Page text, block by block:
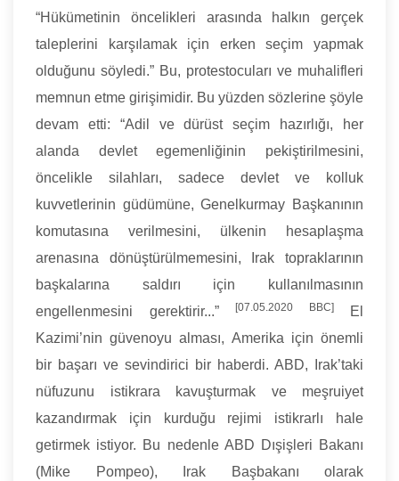
“Hükümetinin öncelikleri arasında halkın gerçek
taleplerini karşılamak için erken seçim yapmak
olduğunu söyledi.” Bu, protestocuları ve muhalifleri
memnun etme girişimidir. Bu yüzden sözlerine şöyle
devam etti: “Adil ve dürüst seçim hazırlığı, her
alanda devlet egemenliğinin pekiştirilmesini,
öncelikle silahları, sadece devlet ve kolluk
kuvvetlerinin güdümüne, Genelkurmay Başkanının
komutasına verilmesini, ülkenin hesaplaşma
arenasına dönüştürülmemesini, Irak topraklarının
başkalarına saldırı için kullanılmasının
engellenmesini gerektirir...”
[07.05.2020 BBC]El
Kazimi’nin güvenoyu alması, Amerika için önemli
bir başarı ve sevindirici bir haberdi. ABD, Irak’taki
nüfuzunu istikrara kavuşturmak ve meşruiyet
kazandırmak için kurduğu rejimi istikrarlı hale
getirmek istiyor. Bu nedenle ABD Dışişleri Bakanı
(Mike Pompeo), Irak Başbakanı olarak